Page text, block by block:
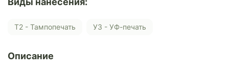
Т2 - Тампопечать У3 - УФ-печать
Описание